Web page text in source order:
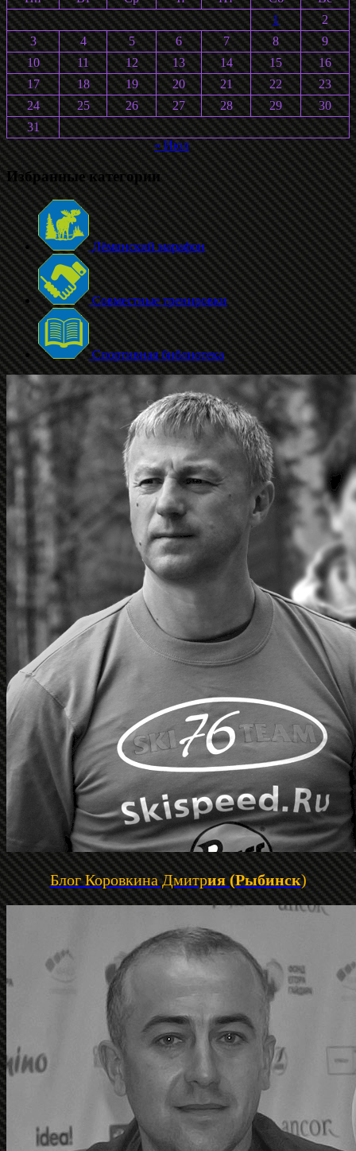
1
2
3
4 5 6 7 8
9
10
11 12 13 14 15
16
17
18 19 20 21 22
23
24
25 26 27 28 29
30
31
« Июл
Избранные категории
Дёминский марафон
Совместные тренировки
Спортивная библиотека
Блог Коровкина Дмитрия (Рыбинск)